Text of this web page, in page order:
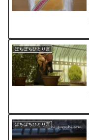
ぼちぼちひとり言
ぼちぼちひとり言